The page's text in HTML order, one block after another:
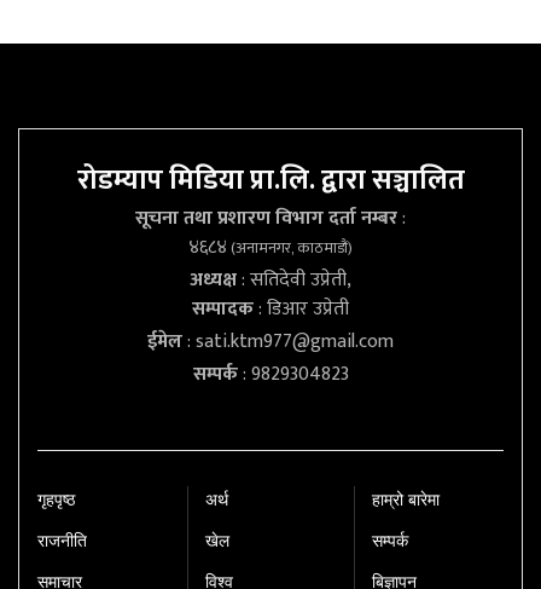
रोडम्याप मिडिया प्रा.लि. द्वारा सञ्चालित
सूचना तथा प्रशारण विभाग दर्ता नम्बर:
४६८४(अनामनगर, काठमाडौं)
अध्यक्ष: सतिदेवी उप्रेती,
सम्पादक: डिआर उप्रेती
ईमेल:sati.ktm977@gmail.com
सम्पर्क: 9829304823
गृहपृष्‍ठ
राजनीति
समाचार
अर्थ
खेल
विश्व
हाम्रो बारेमा
सम्पर्क
बिज्ञापन